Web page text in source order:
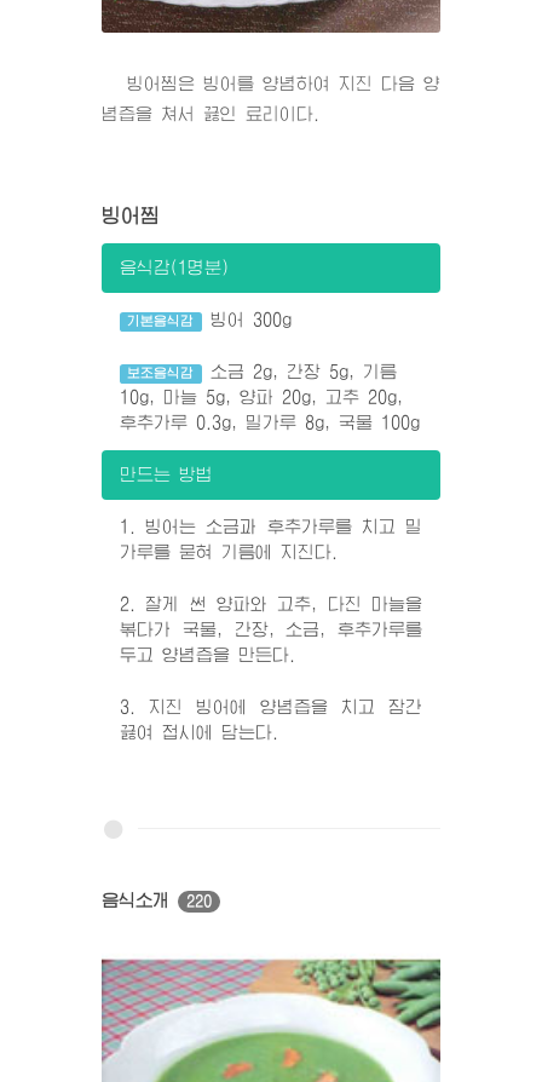
빙어찜은 빙어를 양념하여 지진 다음 양
념즙을 쳐서 끓인 료리이다.
빙어찜
음식감(1명분)
기본음식감 빙어 300g
보조음식감
소금 2g, 간장 5g, 기름
10g, 마늘 5g, 양파 20g, 고추 20g,
후추가루 0.3g, 밀가루 8g, 국물 100g
만드는 방법
1. 빙어는 소금과 후추가루를 치고 밀
가루를 묻혀 기름에 지진다.
2. 잘게 썬 양파와 고추, 다진 마늘을
볶다가 국물, 간장, 소금, 후추가루를
두고 양념즙을 만든다.
3. 지진 빙어에 양념즙을 치고 잠간
끓여 접시에 담는다.
음식소개 220